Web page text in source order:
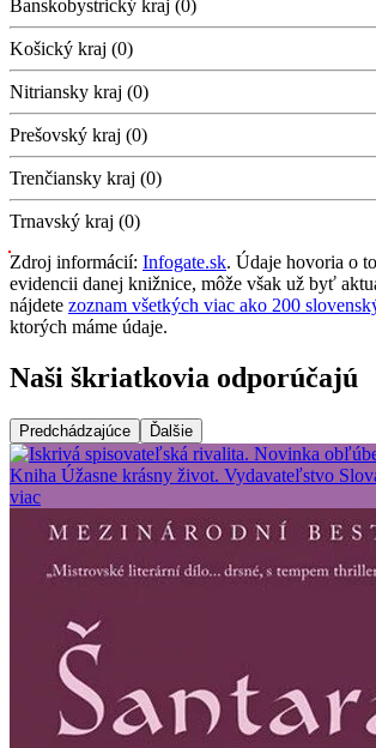
Banskobystrický kraj (0)
Košický kraj (0)
Nitriansky kraj (0)
Prešovský kraj (0)
Trenčiansky kraj (0)
Trnavský kraj (0)
Zdroj informácií: Infogate.sk. Údaje hovoria o
evidencii danej knižnice, môže však už byť
nájdete zoznam všetkých viac ako 200
ktorých máme údaje.
Naši škriatkovia odporúčajú
Predchádzajúce Ďalšie